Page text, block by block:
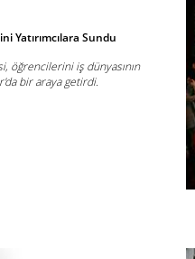
Yatırımcılara Sundu
öğrencilerini iş dünyasının
bir araya getirdi.